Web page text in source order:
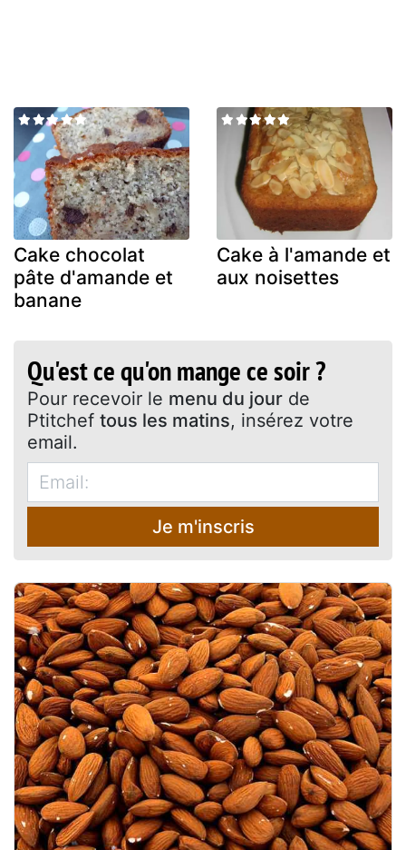
Cake chocolat
pâte d'amande et
banane
Cake à l'amande et
aux noisettes
Qu'est ce qu'on mange ce soir ?
Pour recevoir le menu du jour de
Ptitchef tous les matins, insérez votre
email.
Je m'inscris